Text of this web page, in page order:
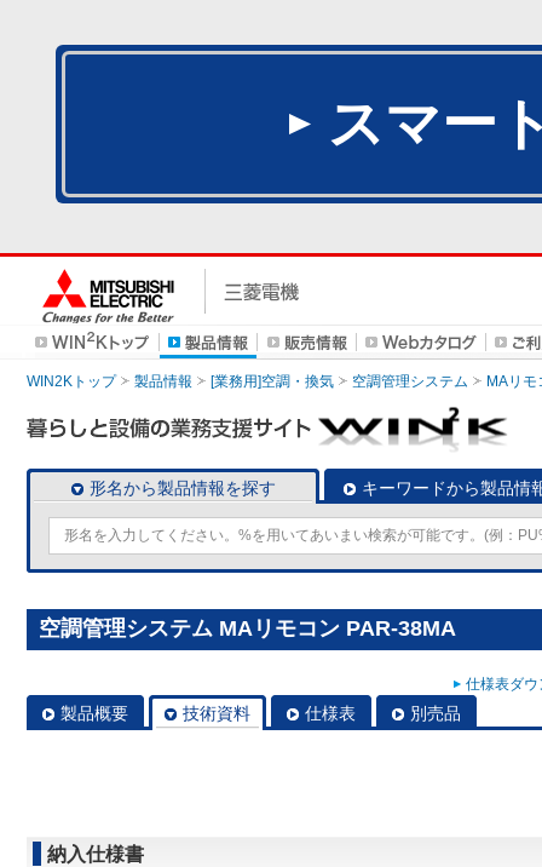
スマー
WIN2Kトップ 製品情報 [業務用]空調・換気 空調管理システム MAリモ
形名から製品情報を探す キーワードから製品情
空調管理システム MAリモコン PAR-38MA
仕様表ダ
製品概要 技術資料 仕様表 別売品
納入仕様書